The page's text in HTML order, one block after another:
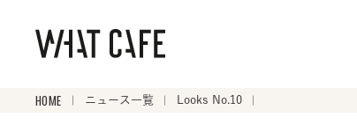
HOME ニュース一覧 Looks No.10